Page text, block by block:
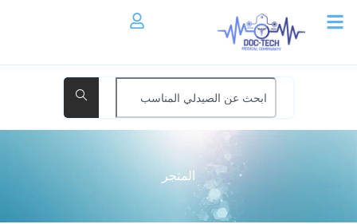
المتجر